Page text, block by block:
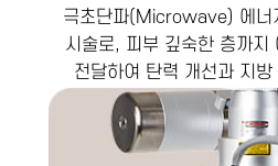
극초단파(Microwave) 에너
시술로, 피부 깊숙한 층까지
전달하여 탄력 개선과 지